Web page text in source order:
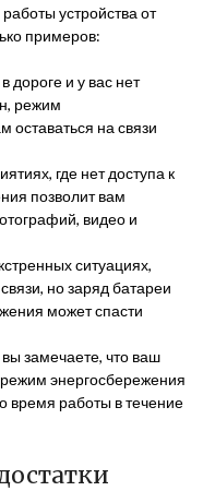
устройства от
примеров:
дороге и у вас нет
режим
оставаться на связи
где нет доступа к
позволит вам
видео и
ситуациях,
но заряд батареи
может спасти
замечаете, что ваш
энергосбережения
время работы в течение